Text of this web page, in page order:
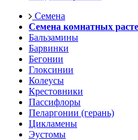
Семена
Семена комнатных
Бальзамины
Барвинки
Бегонии
Глоксинии
Колеусы
Крестовники
Пассифлоры
Пеларгонии (герань)
Цикламены
Эустомы